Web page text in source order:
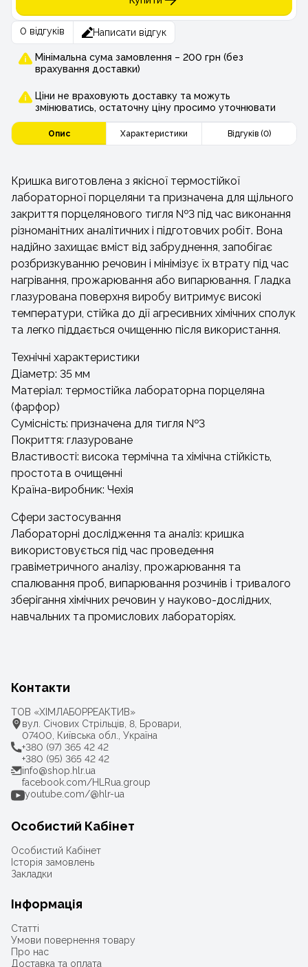
0 відгуків Написати відгук
Мінімальна сума замовлення – 200 грн (без
врахування доставки)
Ціни не враховують доставку та можуть
змінюватись, остаточну ціну просимо уточнювати
Опис Характеристики Відгуків (0)
Кришка виготовлена з якісної термостійкої
лабораторної порцеляни та призначена для щільного
закриття порцелянового тигля №3 під час виконання
різноманітних аналітичних і підготовчих робіт. Вона
надійно захищає вміст від забруднення, запобігає
розбризкуванню речовин і мінімізує їх втрату під час
нагрівання, прожарювання або випарювання. Гладка
глазурована поверхня виробу витримує високі
температури, стійка до дії агресивних хімічних сполук
та легко піддається очищенню після використання.
Технічні характеристики
Діаметр: 35 мм
Матеріал: термостійка лабораторна порцеляна
(фарфор)
Сумісність: призначена для тигля №3
Покриття: глазуроване
Властивості: висока термічна та хімічна стійкість,
простота в очищенні
Країна-виробник: Чехія
Сфери застосування
Лабораторні дослідження та аналіз: кришка
використовується під час проведення
гравіметричного аналізу, прожарювання та
спалювання проб, випарювання розчинів і тривалого
зберігання хімічних речовин у науково-дослідних,
навчальних та промислових лабораторіях.
Контакти
ТОВ «ХІМЛАБОРРЕАКТИВ»
вул. Січових Стрільців, 8, Бровари,
07400, Київська обл., Україна
+380 (97) 365 42 42
+380 (95) 365 42 42
info@shop.hlr.ua
facebook.com/HLRua.group
youtube.com/@hlr-ua
Особистий Кабінет
Особистий Кабінет
Історія замовлень
Закладки
Інформація
Статті
Умови повернення товару
Про нас
Доставка та оплата